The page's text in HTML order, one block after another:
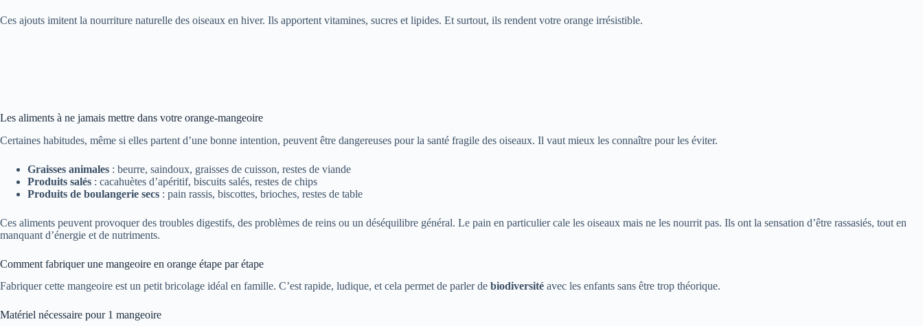
Ces ajouts imitent la nourriture naturelle des oiseaux en hiver. Ils apportent vitamines, sucres et lipides. Et surtout, ils rendent votre orange irrésistible.
Les aliments à ne jamais mettre dans votre orange-mangeoire
Certaines habitudes, même si elles partent d’une bonne intention, peuvent être dangereuses pour la santé fragile des oiseaux. Il vaut mieux les connaître pour les éviter.
Graisses animales : beurre, saindoux, graisses de cuisson, restes de viande
Produits salés : cacahuètes d’apéritif, biscuits salés, restes de chips
Produits de boulangerie secs : pain rassis, biscottes, brioches, restes de table
Ces aliments peuvent provoquer des troubles digestifs, des problèmes de reins ou un déséquilibre général. Le pain en particulier cale les oiseaux mais ne les nourrit pas. Ils ont la sensation d’être rassasiés, tout en
manquant d’énergie et de nutriments.
Comment fabriquer une mangeoire en orange étape par étape
Fabriquer cette mangeoire est un petit bricolage idéal en famille. C’est rapide, ludique, et cela permet de parler de biodiversité avec les enfants sans être trop théorique.
Matériel nécessaire pour 1 mangeoire